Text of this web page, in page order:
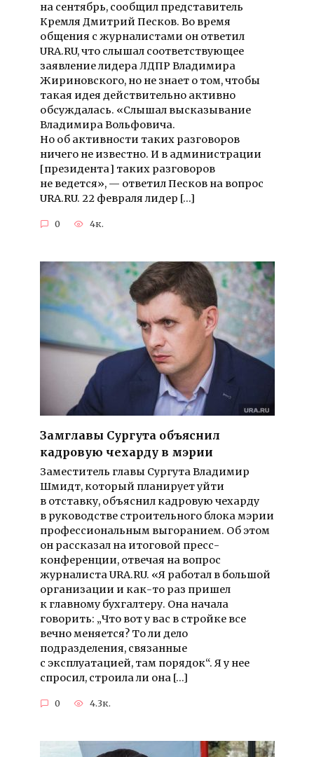
на сентябрь, сообщил представитель
Кремля Дмитрий Песков. Во время
общения с журналистами он ответил
URA.RU, что слышал соответствующее
заявление лидера ЛДПР Владимира
Жириновского, но не знает о том, чтобы
такая идея действительно активно
обсуждалась. «Слышал высказывание
Владимира Вольфовича.
Но об активности таких разговоров
ничего не известно. И в администрации
[президента] таких разговоров
не ведется», — ответил Песков на вопрос
URA.RU. 22 февраля лидер […]
0 4к.
Замглавы Сургута объяснил
кадровую чехарду в мэрии
Заместитель главы Сургута Владимир
Шмидт, который планирует уйти
в отставку, объяснил кадровую чехарду
в руководстве строительного блока мэрии
профессиональным выгоранием. Об этом
он рассказал на итоговой пресс-
конференции, отвечая на вопрос
журналиста URA.RU. «Я работал в большой
организации и как-то раз пришел
к главному бухгалтеру. Она начала
говорить: „Что вот у вас в стройке все
вечно меняется? То ли дело
подразделения, связанные
с эксплуатацией, там порядок“. Я у нее
спросил, строила ли она […]
0 4.3к.